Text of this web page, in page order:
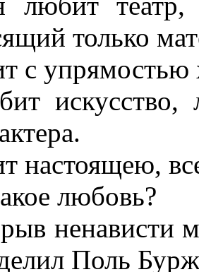
только
с упрямостью
искусство,
настоящею,
любовь?
ненависти
Поль